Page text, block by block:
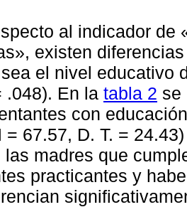
al indicador de
existen
el nivel educativo
.048). En la tabla 2 se
con
= 67.57, D. T. =
las madres que
practicantes y